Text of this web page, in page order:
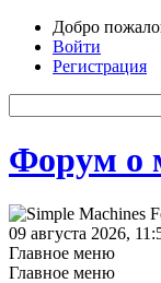
Добро
Войти
Регистрация
Форум о
09 августа 2026,
Главное меню
Главное меню